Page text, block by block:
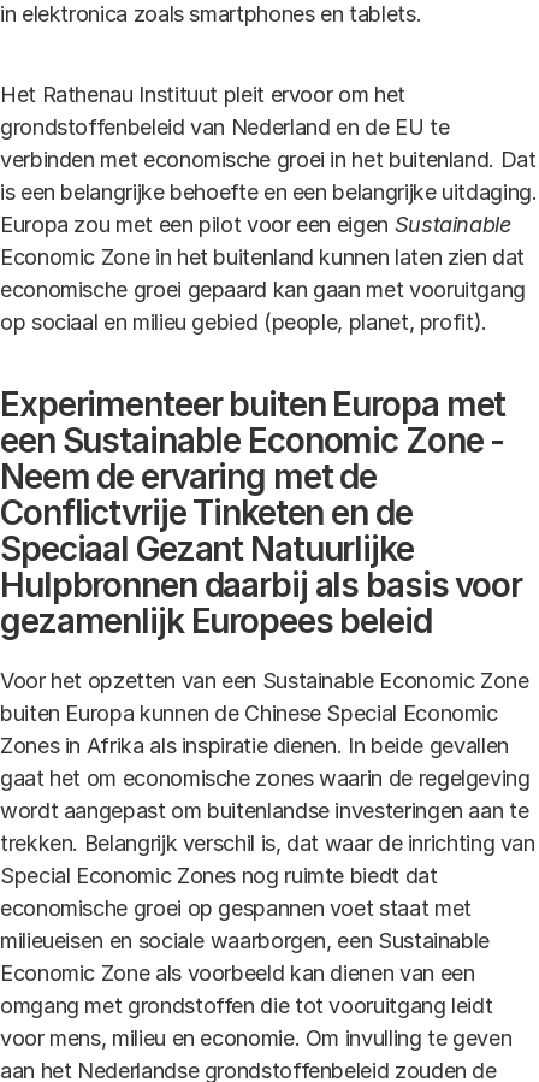
in elektronica zoals smartphones en tablets.
Het Rathenau Instituut pleit ervoor om het
grondstoffenbeleid van Nederland en de EU te
verbinden met economische groei in het buitenland. Dat
is een belangrijke behoefte en een belangrijke uitdaging.
Europa zou met een pilot voor een eigen Sustainable
Economic Zone in het buitenland kunnen laten zien dat
economische groei gepaard kan gaan met vooruitgang
op sociaal en milieu gebied (people, planet, profit).
Experimenteer buiten Europa met
een Sustainable Economic Zone -
Neem de ervaring met de
Conflictvrije Tinketen en de
Speciaal Gezant Natuurlijke
Hulpbronnen daarbij als basis voor
gezamenlijk Europees beleid
Voor het opzetten van een Sustainable Economic Zone
buiten Europa kunnen de Chinese Special Economic
Zones in Afrika als inspiratie dienen. In beide gevallen
gaat het om economische zones waarin de regelgeving
wordt aangepast om buitenlandse investeringen aan te
trekken. Belangrijk verschil is, dat waar de inrichting van
Special Economic Zones nog ruimte biedt dat
economische groei op gespannen voet staat met
milieueisen en sociale waarborgen, een Sustainable
Economic Zone als voorbeeld kan dienen van een
omgang met grondstoffen die tot vooruitgang leidt
voor mens, milieu en economie. Om invulling te geven
aan het Nederlandse grondstoffenbeleid zouden de